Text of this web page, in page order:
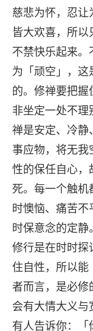
慈悲为怀，忍让
皆大欢喜，所
不禁快乐起来
为「顽空」，这
的。修禅要把握
非坐定一处不理
禅是安定、冷静
事应物，将无我
性的保任自心，
死。每一个触机
时懊恼、痛苦
时保意念的定静。
修行是在时时探
住自性，所以能
者而言，是必修
会有大情大义与
有人告诉你：「